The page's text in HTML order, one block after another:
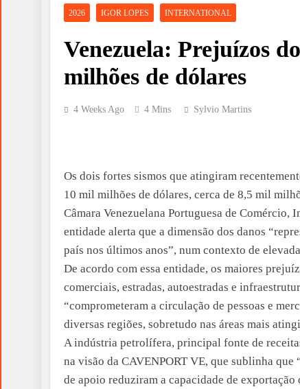
2026 IGOR LOPES INTERNATIONAL
Venezuela: Prejuízos
milhões de dólares
4 Weeks Ago 4 Mins Sylvio Martins
Os dois fortes sismos que atingiram
10 mil milhões de dólares, cerca de 8,5 mil
Câmara Venezuelana Portuguesa de
entidade alerta que a dimensão dos danos
país nos últimos anos”, num contexto de
De acordo com essa entidade, os maiores
comerciais, estradas, autoestradas e
“comprometeram a circulação de pessoas e
diversas regiões, sobretudo nas áreas mais
A indústria petrolífera, principal fonte de
na visão da CAVENPORT VE, que sublinha
de apoio reduziram a capacidade de